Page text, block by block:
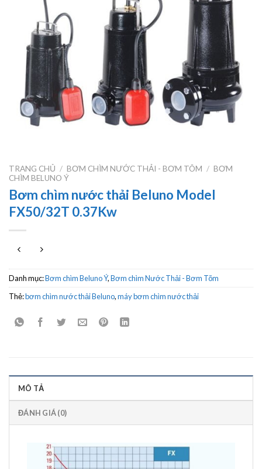
TRANG CHỦ / BƠM CHÌM NƯỚC THẢI - BƠM TÕM / BƠM
CHÌM BELUNO Ý
Bơm chìm nước thải Beluno Model
FX50/32T 0.37Kw
Danh mục:Bơm chìm Beluno Ý,Bơm chìm Nước Thải - Bơm Tõm
Thẻ:bơm chìm nước thải Beluno,máy bơm chìm nước thải
MÔ TẢ
ĐÁNH GIÁ (0)